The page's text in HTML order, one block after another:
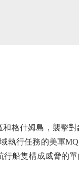
格什姆島，襲擊對
執行任務的美軍
船隻構成威脅的單